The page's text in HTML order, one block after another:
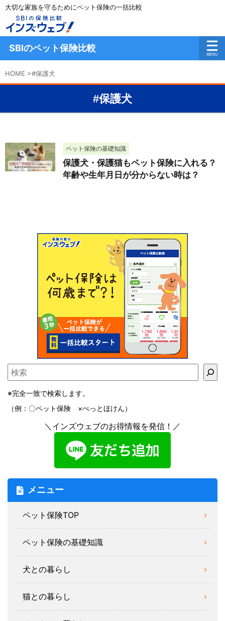
大切な家族を守るためにペット保険の一括比較
SBIのペット保険比較
HOME >#保護犬
#保護犬
ペット保険の基礎知識
保護犬・保護猫もペット保険に入れる？
年齢や生年月日が分からない時は？
※完全一致で検索します。
（例：〇ペット保険 ×ぺっとほけん）
＼インズウェブのお得情報を発信！／
メニュー
ペット保険TOP
ペット保険の基礎知識
犬との暮らし
猫との暮らし